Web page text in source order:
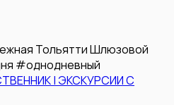
ТольяттиШлюзовой
#однодневный
| ЭКСКУРСИИ С